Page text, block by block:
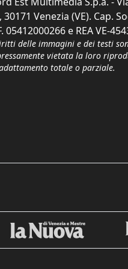
30171 Venezia (VE). Cap.
05412000266 e REA VE-
delle immagini e dei testi
vietata la loro
totale o parziale.